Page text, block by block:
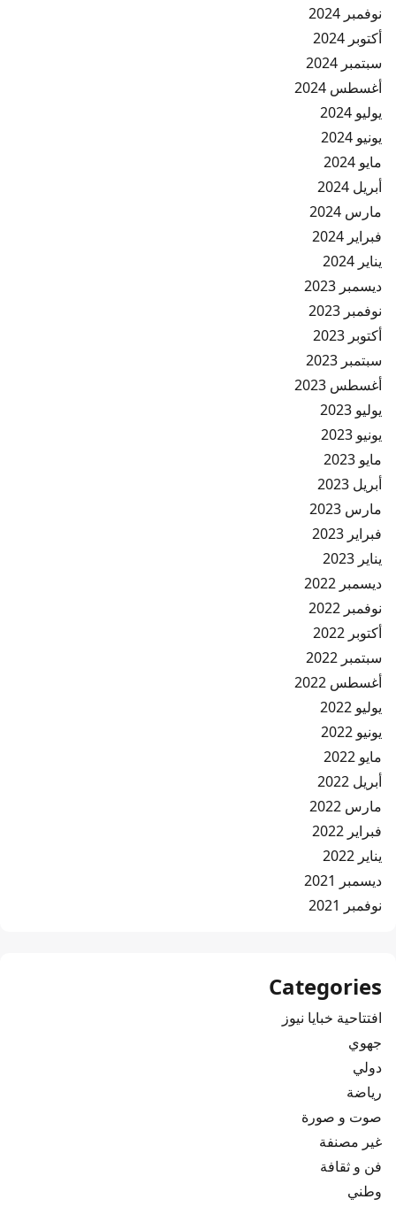
نوفمبر 2024
أكتوبر 2024
سبتمبر 2024
أغسطس 2024
يوليو 2024
يونيو 2024
مايو 2024
أبريل 2024
مارس 2024
فبراير 2024
يناير 2024
ديسمبر 2023
نوفمبر 2023
أكتوبر 2023
سبتمبر 2023
أغسطس 2023
يوليو 2023
يونيو 2023
مايو 2023
أبريل 2023
مارس 2023
فبراير 2023
يناير 2023
ديسمبر 2022
نوفمبر 2022
أكتوبر 2022
سبتمبر 2022
أغسطس 2022
يوليو 2022
يونيو 2022
مايو 2022
أبريل 2022
مارس 2022
فبراير 2022
يناير 2022
ديسمبر 2021
نوفمبر 2021
Categories
افتتاحية خبايا نيوز
جهوي
دولي
رياضة
صوت و صورة
غير مصنفة
فن و ثقافة
وطني